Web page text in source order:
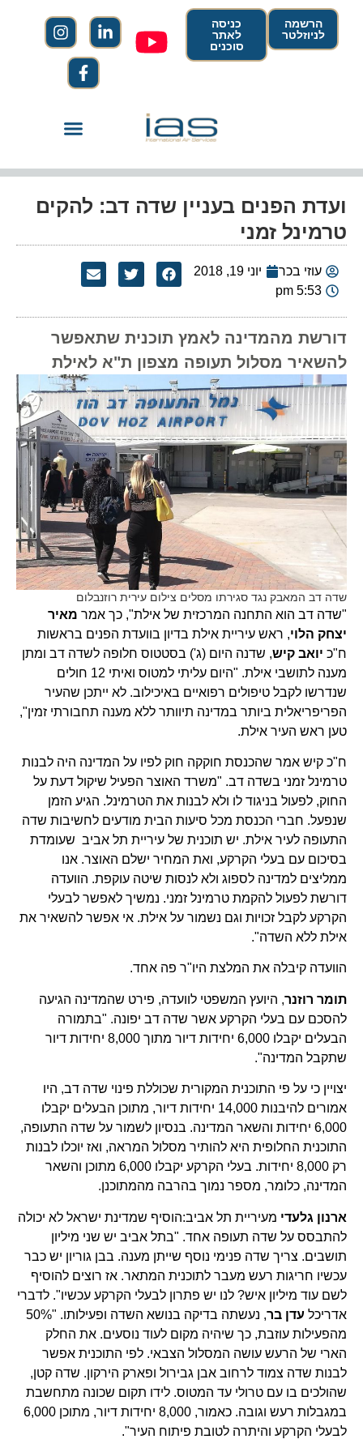
הרשמה
לניוזלטר
כניסה
לאתר
סוכנים
ועדת הפנים בעניין שדה דב: להקים
טרמינל זמני
עוזי בכר
יוני 19, 2018
5:53 pm
דורשת מהמדינה לאמץ תוכנית שתאפשר
להשאיר מסלול תעופה מצפון ת"א לאילת
שדה דב המאבק נגד סגירתו מסלים צילום עירית רוזנבלום
"שדה דב הוא התחנה המרכזית של אילת", כך אמר מאיר
יצחק הלוי, ראש עיריית אילת בדיון בוועדת הפנים בראשות
ח"כ יואב קיש, שדנה היום (ג') בסטטוס חלופה לשדה דב ומתן
מענה לתושבי אילת. "היום עליתי למטוס ואיתי 12 חולים
שנדרשו לקבל טיפולים רפואיים באיכילוב. לא ייתכן שהעיר
הפריפריאלית ביותר במדינה תיוותר ללא מענה תחבורתי זמין",
טען ראש העיר אילת.
ח"כ קיש אמר שהכנסת חוקקה חוק לפיו על המדינה היה לבנות
טרמינל זמני בשדה דב. "משרד האוצר הפעיל שיקול דעת על
החוק, לפעול בניגוד לו ולא לבנות את הטרמינל. הגיע הזמן
שנפעל. חברי הכנסת מכל סיעות הבית מודעים לחשיבות שדה
התעופה לעיר אילת. יש תוכנית של עיריית תל אביב שעומדת
בסיכום עם בעלי הקרקע, ואת המחיר ישלם האוצר. אנו
ממליצים למדינה לספוג ולא לנסות שיטה עוקפת. הוועדה
דורשת לפעול להקמת טרמינל זמני. נמשיך לאפשר לבעלי
הקרקע לקבל זכויות וגם נשמור על אילת. אי אפשר להשאיר את
אילת ללא השדה".
הוועדה קיבלה את המלצת היו"ר פה אחד.
תומר רוזנר, היועץ המשפטי לוועדה, פירט שהמדינה הגיעה
להסכם עם בעלי הקרקע אשר שדה דב יפונה. "בתמורה
הבעלים יקבלו 6,000 יחידות דיור מתוך 8,000 יחידות דיור
שתקבל המדינה".
יצויין כי על פי התוכנית המקורית שכוללת פינוי שדה דב, היו
אמורים להיבנות 14,000 יחידות דיור, מתוכן הבעלים יקבלו
6,000 יחידות והשאר המדינה. בנסיון לשמור על שדה התעופה,
התוכנית החלופית היא להותיר מסלול המראה, ואז יוכלו לבנות
רק 8,000 יחידות. בעלי הקרקע יקבלו 6,000 מתוכן והשאר
המדינה, כלומר, מספר נמוך בהרבה מהמתוכנן.
ארנון גלעדי מעיריית תל אביב:הוסיף שמדינת ישראל לא יכולה
להתבסס על שדה תעופה אחד. "בתל אביב יש שני מיליון
תושבים. צריך שדה פנימי נוסף שייתן מענה. בבן גוריון יש כבר
עכשיו חריגות רעש מעבר לתוכנית המתאר. אז רוצים להוסיף
לשם עוד מיליון איש? לנו יש פתרון לבעלי הקרקע עכשיו". לדברי
אדריכל עדן בר
, נעשתה בדיקה בנושא השדה ופעילותו. "50%
מהפעילות עוזבת, כך שיהיה מקום לעוד נוסעים. את החלק
הארי של הרעש עושה המסלול הצבאי. לפי התוכנית אפשר
לבנות שדה צמוד לרחוב אבן גבירול ופארק הירקון. שדה קטן,
שהולכים בו עם טרולי עד המטוס. לידו תקום שכונה מתחשבת
במגבלות רעש וגובה. כאמור, 8,000 יחידות דיור, מתוכן 6,000
לבעלי הקרקע והיתרה לטובת פיתוח העיר".